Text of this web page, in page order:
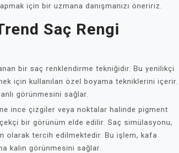
için bir uzmana danışmanızı öneririz.
Saç Rengi
bir saç renklendirme tekniğidir. Bu yenilikçi
için kullanılan özel boyama tekniklerini içerir.
görünmesini sağlar.
ince çizgiler veya noktalar halinde pigment
bir görünüm elde edilir. Saç simülasyonu,
olarak tercih edilmektedir. Bu işlem, kafa
kalın görünmesini sağlar.